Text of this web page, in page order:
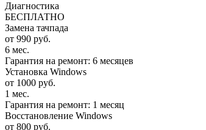
Диагностика
БЕСПЛАТНО
Замена тачпада
от 990 руб.
6 мес.
Гарантия на ремонт: 6 месяцев
Установка Windows
от 1000 руб.
1 мес.
Гарантия на ремонт: 1 месяц
Восстановление Windows
от 800 руб.